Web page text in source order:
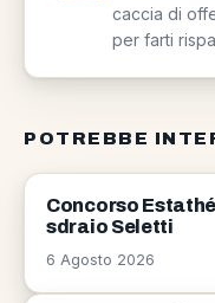
caccia di
per farti
POTREBBE
CONCORSI
Concorso
sdraio Seletti
6 Agosto 2026